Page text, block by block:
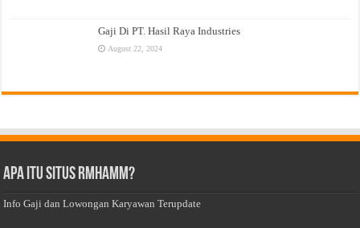
Gaji Di PT. Hasil Raya Industries
August 22, 2024
Apa Itu Situs Rmhamm?
Info Gaji dan Lowongan Karyawan Terupdate